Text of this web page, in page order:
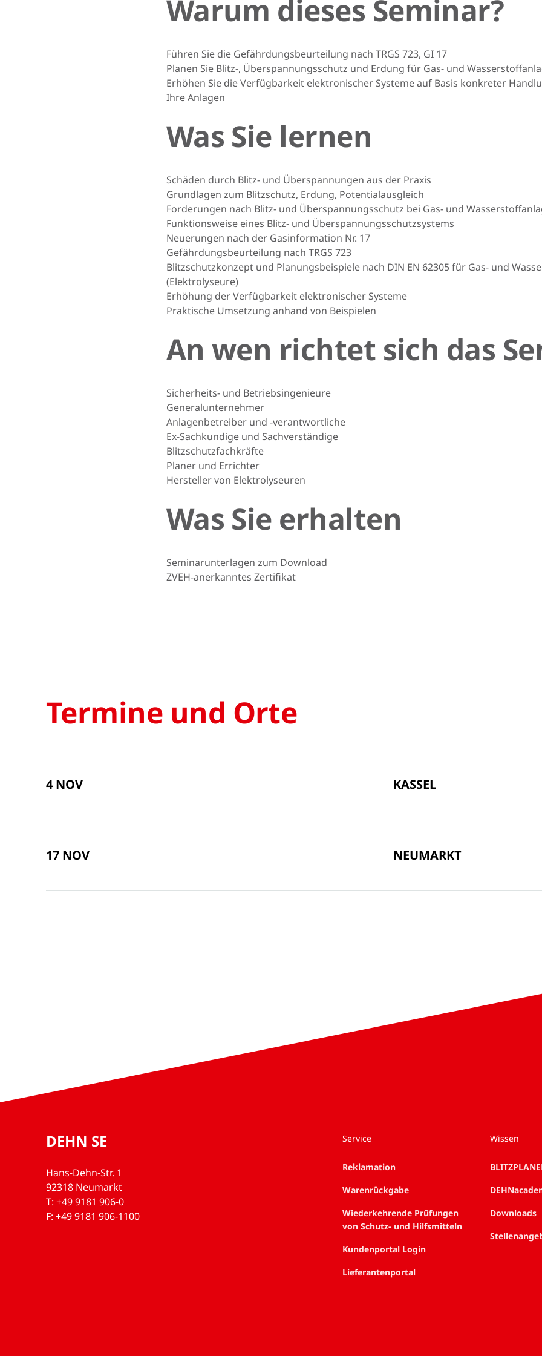
Warum dieses Seminar?
Führen Sie die Gefährdungsbeurteilung nach TRGS 723, GI 17
Planen Sie Blitz-, Überspannungsschutz und Erdung für Gas- und
Erhöhen Sie die Verfügbarkeit elektronischer Systeme auf Basis konkreter
Ihre Anlagen
Was Sie lernen
Schäden durch Blitz- und Überspannungen aus der Praxis
Grundlagen zum Blitzschutz, Erdung, Potentialausgleich
Forderungen nach Blitz- und Überspannungsschutz bei Gas- und
Funktionsweise eines Blitz- und Überspannungsschutzsystems
Neuerungen nach der Gasinformation Nr. 17
Gefährdungsbeurteilung nach TRGS 723
Blitzschutzkonzept und Planungsbeispiele nach DIN EN 62305 für Gas- und
(Elektrolyseure)
Erhöhung der Verfügbarkeit elektronischer Systeme
Praktische Umsetzung anhand von Beispielen
An wen richtet sich das
Sicherheits- und Betriebsingenieure
Generalunternehmer
Anlagenbetreiber und -verantwortliche
Ex-Sachkundige und Sachverständige
Blitzschutzfachkräfte
Planer und Errichter
Hersteller von Elektrolyseuren
Was Sie erhalten
Seminarunterlagen zum Download
ZVEH-anerkanntes Zertifikat
Termine und Orte
4 NOV KASSEL
17 NOV NEUMARKT
DEHN SE
Hans-Dehn-Str. 1
92318 Neumarkt
T: +49 9181 906-0
F: +49 9181 906-1100
Service
Reklamation
Warenrückgabe
Wiederkehrende Prüfungen
von Schutz- und Hilfsmitteln
Kundenportal Login
Lieferantenportal
Wissen
Downloads